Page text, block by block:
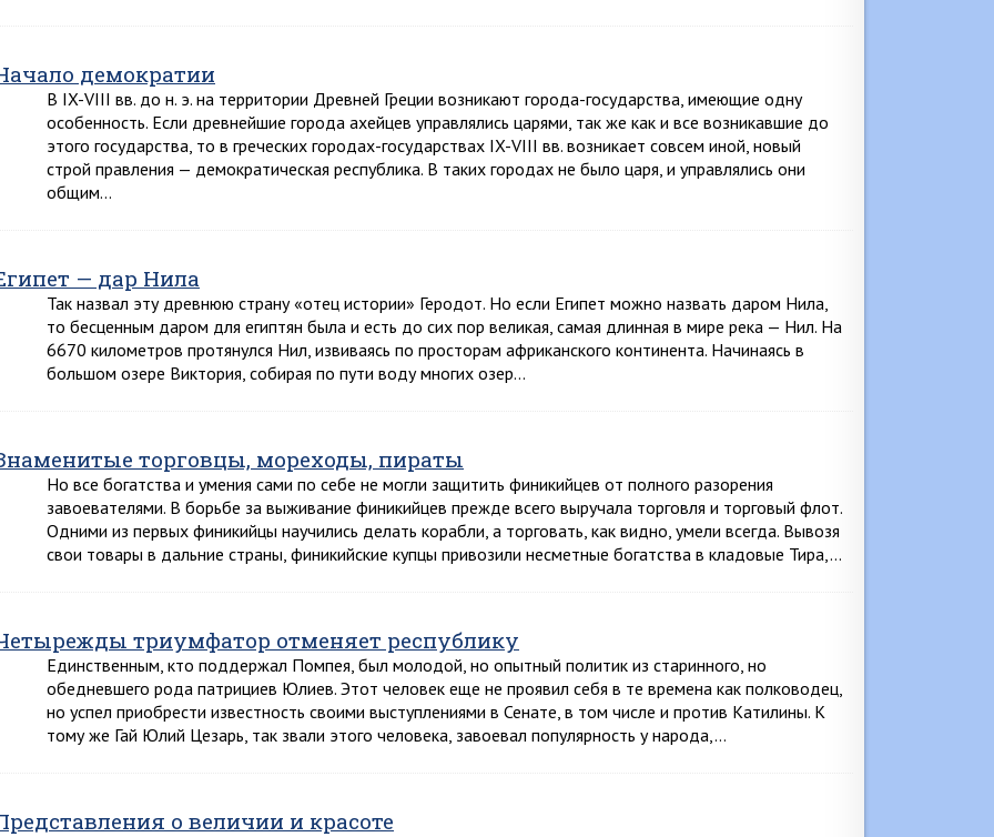
демократии
В IX-VIII вв. до н. э. на территории Древней Греции возникают города-государства, имеющие одну
особенность. Если древнейшие города ахейцев управлялись царями, так же как и все возникавшие до
этого государства, то в греческих городах-государствах IX-VIII вв. возникает совсем иной, новый
строй правления — демократическая республика. В таких городах не было царя, и управлялись они
общим…
— дар Нила
Так назвал эту древнюю страну «отец истории» Геродот. Но если Египет можно назвать даром Нила,
то бесценным даром для египтян была и есть до сих пор великая, самая длинная в мире река — Нил. На
6670 километров протянулся Нил, извиваясь по просторам африканского континента. Начинаясь в
большом озере Виктория, собирая по пути воду многих озер…
торговцы, мореходы, пираты
Но все богатства и умения сами по себе не могли защитить финикийцев от полного разорения
завоевателями. В борьбе за выживание финикийцев прежде всего выручала торговля и торговый флот.
Одними из первых финикийцы научились делать корабли, а торговать, как видно, умели всегда. Вывозя
свои товары в дальние страны, финикийские купцы привозили несметные богатства в кладовые Тира,…
триумфатор отменяет республику
Единственным, кто поддержал Помпея, был молодой, но опытный политик из старинного, но
обедневшего рода патрициев Юлиев. Этот человек еще не проявил себя в те времена как полководец,
но успел приобрести известность своими выступлениями в Сенате, в том числе и против Катилины. К
тому же Гай Юлий Цезарь, так звали этого человека, завоевал популярность у народа,…
о величии и красоте